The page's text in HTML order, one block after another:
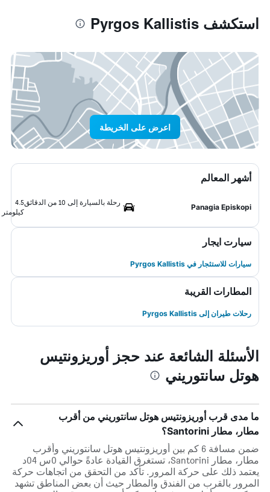
استكشف Pyrgos Kallistis
اعرض على الخريطة
أشهر المعالم
Panagia Episkopi
رحلة بالسيارة إلى 10 من الدقائق
4.5
كيلومتر
سيارت ايجار
سيارات للاستئجار في Pyrgos Kallistis
المطارات القريبة
رحلات طيران إلى Pyrgos Kallistis
الأسئلة الشائعة عند حجز أوريزونتيس
هوتل سانتوريني
ما مدى قرب أوريزونتيس هوتل سانتوريني من أقرب
مطار، مطار Santorini؟
ضمن مسافة 6 كم بين أوريزونتيس هوتل سانتوريني وأقرب
مطار، مطار Santorini، تستغرق القيادة عادةً حوالي 0س 04د
يعتمد ذلك على حركة المرور. تأكد من التحقق من اتجاهات حركة
المرور بالقرب من الفندق والمطار حيث أن بعض المناطق تشهد